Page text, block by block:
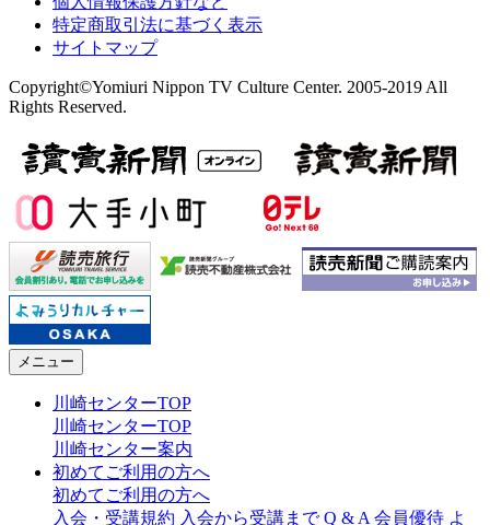
特定商取引法に基づく表示
サイトマップ
Copyright©Yomiuri Nippon TV Culture Center. 2005-2019 All
Rights Reserved.
メニュー
川崎センターTOP
川崎センターTOP
川崎センター案内
初めてご利用の方へ
初めてご利用の方へ
入会・受講規約 入会から受講まで Q & A 会員優待 よ